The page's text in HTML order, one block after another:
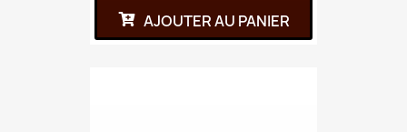
AJOUTER AU PANIER